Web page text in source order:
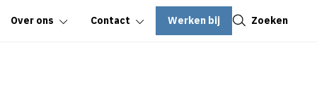
Over ons Contact Werken bij Zoeken
Sluiten